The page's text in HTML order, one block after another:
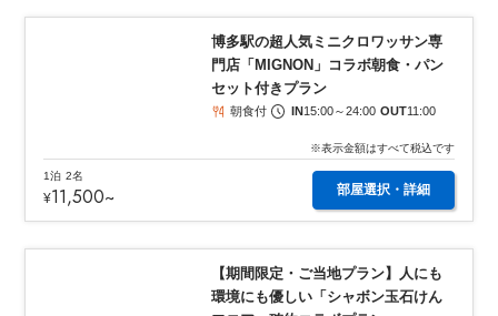
博多駅の超人気ミニクロワッサン専
門店「MIGNON」コラボ朝食・パン
セット付きプラン
朝食付 IN15:00～24:00 OUT11:00
1/7
※表示金額はすべて税込です
1泊 2名
¥11,500~ 部屋選択・詳細
【期間限定・ご当地プラン】人にも
環境にも優しい「シャボン玉石けん
1/7